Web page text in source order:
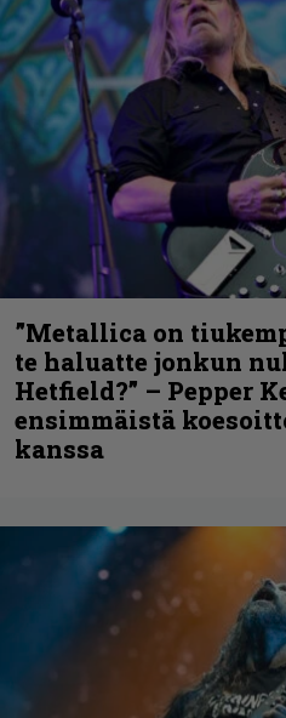
”Metallica on
te haluatte jonkun
Hetfield?” – Pepper
ensimmäistä
kanssa